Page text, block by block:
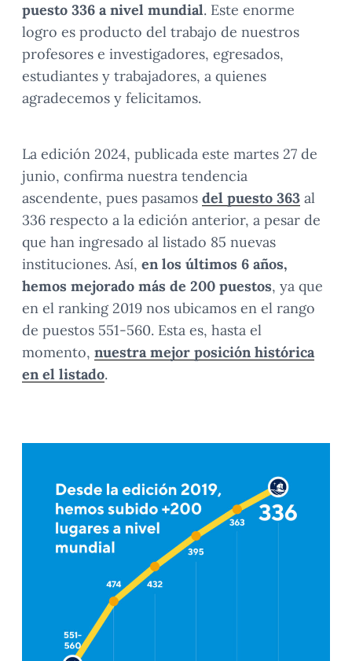
puesto 336 a nivel mundial. Este enorme
logro es producto del trabajo de nuestros
profesores e investigadores, egresados,
estudiantes y trabajadores, a quienes
agradecemos y felicitamos.
La edición 2024, publicada este martes 27 de
junio, confirma nuestra tendencia
ascendente, pues pasamos del puesto 363 al
336 respecto a la edición anterior, a pesar de
que han ingresado al listado 85 nuevas
instituciones. Así, en los últimos 6 años,
hemos mejorado más de 200 puestos, ya que
en el ranking 2019 nos ubicamos en el rango
de puestos 551-560. Esta es, hasta el
momento, nuestra mejor posición histórica
en el listado.